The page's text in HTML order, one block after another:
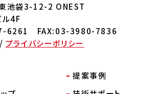
池袋3-12-2 ONEST
ル4F
6261 FAX:03-3980-7836
/ プライバシーポリシー
提案事例